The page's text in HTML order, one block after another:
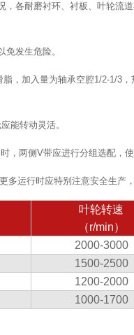
各耐磨衬环、衬板、叶轮
发生危险。
，加入量为轴承空腔1/2-1/3
能转动灵活。
两侧V带应进行分组选配，
运行时应特别注意安全生
叶轮转速
（r/min）
2000-3000
1500-2500
1200-2000
1000-1700